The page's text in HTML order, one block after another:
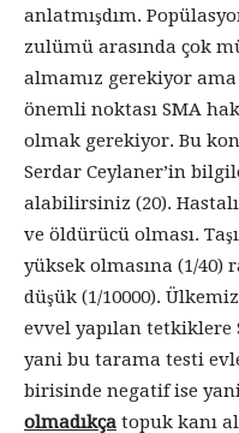
anlatmışdım.
zulümü arasında çok
almamız gerekiyor
önemli noktası SMA
olmak gerekiyor. Bu
Serdar Ceylaner’in
alabilirsiniz (20).
ve öldürücü olması.
yüksek olmasına (1/40)
düşük (1/10000).
evvel yapılan tetkiklere
yani bu tarama testi
birisinde negatif ise
olmadıkça topuk kanı